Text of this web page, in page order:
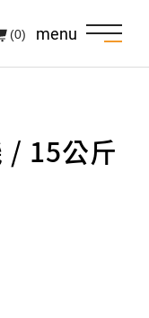
menu
(0)
/ 15公斤